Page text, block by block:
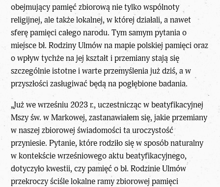
obejmujący pamięć zbiorową nie tylko wspólnoty
religijnej, ale także lokalnej, w której działali, a nawet
sferę pamięci całego narodu. Tym samym pytania o
miejsce bł. Rodziny Ulmów na mapie polskiej pamięci oraz
o wpływ tychże na jej kształt i przemiany stają się
szczególnie istotne i warte przemyślenia już dziś, a w
przyszłości zasługiwać będą na pogłębione badania.
„Już we wrześniu 2023 r., uczestnicząc w beatyfikacyjnej
Mszy św. w Markowej, zastanawiałem się, jakie przemiany
w naszej zbiorowej świadomości ta uroczystość
przyniesie. Pytanie, które rodziło się w sposób naturalny
w kontekście wrześniowego aktu beatyfikacyjnego,
dotyczyło kwestii, czy pamięć o bł. Rodzinie Ulmów
przekroczy ściśle lokalne ramy zbiorowej pamięci